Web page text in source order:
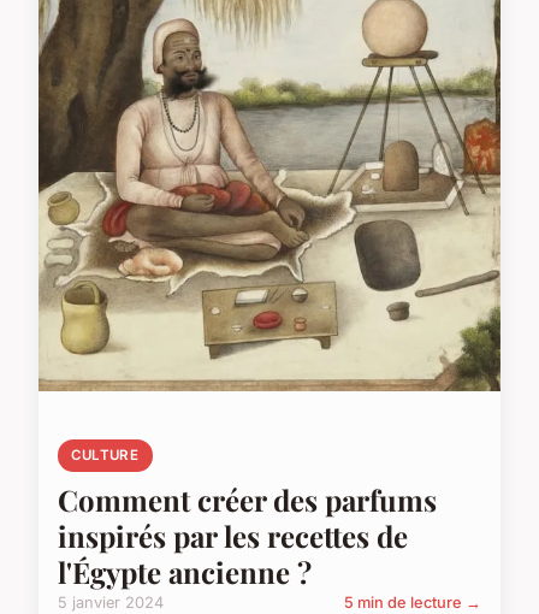
CULTURE
Comment créer des parfums
inspirés par les recettes de
l'Égypte ancienne ?
5 janvier 2024 5 min de lecture →